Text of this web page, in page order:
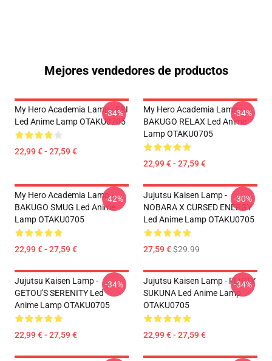
Mejores vendedores de productos
My Hero Academia Lamp - ERI
Led Anime Lamp OTAKU0705
22,99 € - 27,59 €
-34%
My Hero Academia Lamp -
BAKUGO RELAX Led Anime
Lamp OTAKU0705
22,99 € - 27,59 €
-34%
My Hero Academia Lamp -
BAKUGO SMUG Led Anime
Lamp OTAKU0705
22,99 € - 27,59 €
-42%
Jujutsu Kaisen Lamp -
NOBARA X CURSED ENERGY
Led Anime Lamp OTAKU0705
27,59 €$29.99
-30%
Jujutsu Kaisen Lamp -
GETOU'S SERENITY Led
Anime Lamp OTAKU0705
22,99 € - 27,59 €
-34%
Jujutsu Kaisen Lamp - FLIRTY
SUKUNA Led Anime Lamp
OTAKU0705
22,99 € - 27,59 €
-34%